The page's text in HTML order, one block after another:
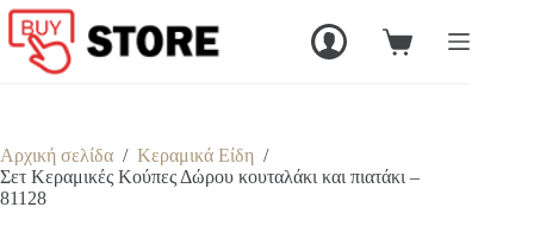
Μετάβαση
στο
περιεχόμενο
Καλάθι
Αρχική σελίδα / Κεραμικά Είδη /
Σετ Κεραμικές Κούπες Δώρου κουταλάκι και πιατάκι –
81128